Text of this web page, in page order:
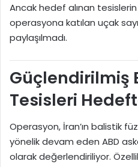
Ancak hedef alınan
operasyona katılan uçak
paylaşılmadı.
Güçlendirilmiş
Tesisleri
Operasyon, İran’ın balistik
yönelik devam eden ABD
olarak değerlendiriliyor.